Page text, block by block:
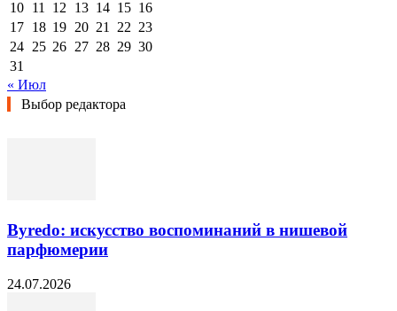
10 11 12 13 14 15 16
17 18 19 20 21 22 23
24 25 26 27 28 29 30
31
« Июл
Выбор редактора
Byredo: искусство воспоминаний в нишевой
парфюмерии
24.07.2026